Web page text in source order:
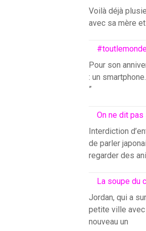
Voilà déjà
avec sa mère
Pour son
: un
”
On ne dit pas
Interdiction
de parler
regarder des
La soupe du
Jordan, qui a
petite ville
nouveau un